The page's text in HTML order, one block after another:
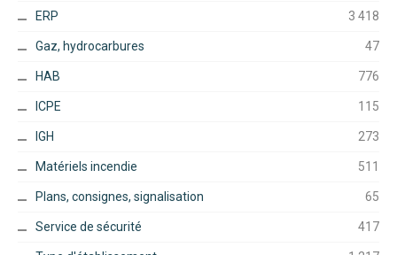
ERP 3 418
Gaz, hydrocarbures 47
HAB 776
ICPE 115
IGH 273
Matériels incendie 511
Plans, consignes, signalisation 65
Service de sécurité 417